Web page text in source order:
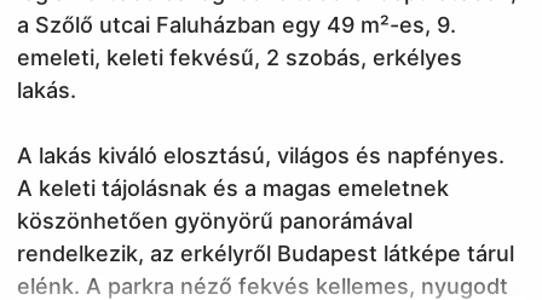
a Szőlő utcai Faluházban egy 49 m²-es, 9.
emeleti, keleti fekvésű, 2 szobás, erkélyes
lakás.
A lakás kiváló elosztású, világos és napfényes.
A keleti tájolásnak és a magas emeletnek
köszönhetően gyönyörű panorámával
rendelkezik, az erkélyről Budapest látképe tárul
elénk. A parkra néző fekvés kellemes, nyugodt